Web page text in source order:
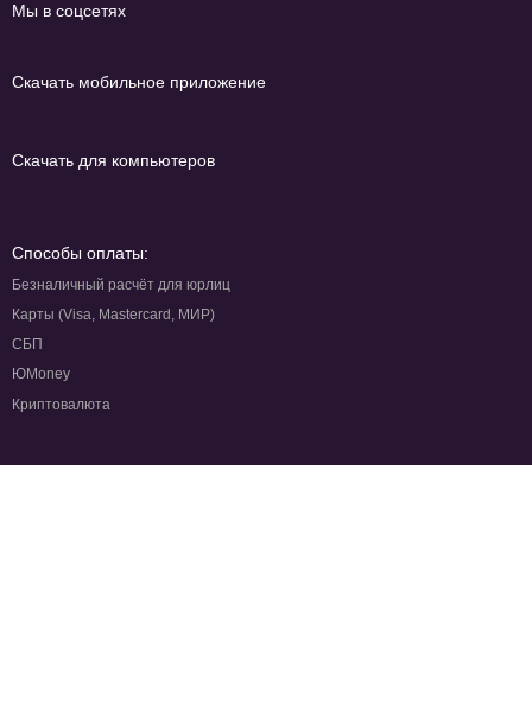
Мы в соцсетях
Скачать мобильное приложение
Скачать для компьютеров
Способы оплаты:
Безналичный расчёт для юрлиц
Карты (Visa, Mastercard, МИР)
СБП
ЮMoney
Криптовалюта